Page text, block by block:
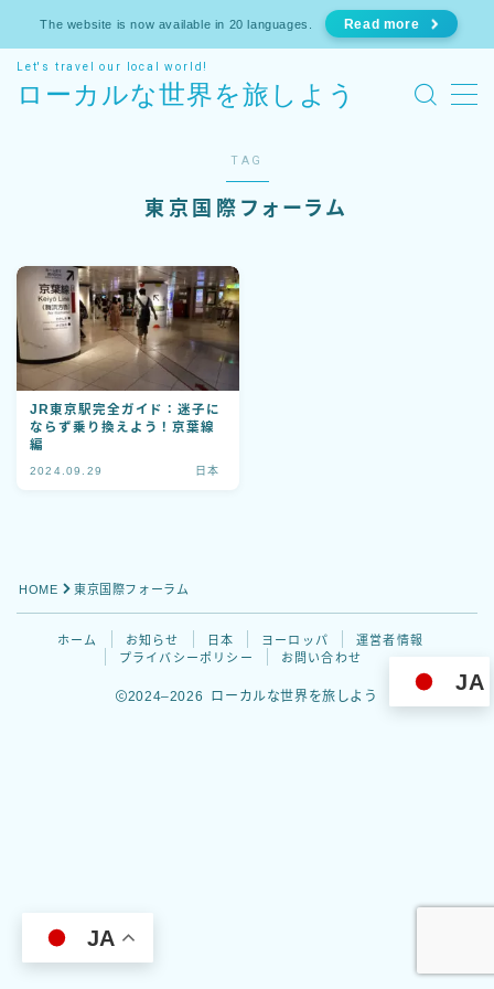
The website is now available in 20 languages. Read more
ローカルな世界を旅しよう
Let's travel our local world!
MENU
日本
東京
ヨーロッパ
運営者情報
TAG
東京国際フォーラム
JR東京駅完全ガイド：迷子に
ならず乗り換えよう！京葉線
編
2024.09.29 日本
HOME 東京国際フォーラム
ホーム お知らせ 日本 ヨーロッパ
運営者情報
プライバシーポリシー
お問い合わせ
JA
2024–2026 ローカルな世界を旅しよう
JA